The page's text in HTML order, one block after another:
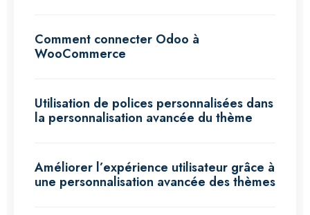
Comment connecter Odoo à
WooCommerce
Utilisation de polices personnalisées dans
la personnalisation avancée du thème
Améliorer l’expérience utilisateur grâce à
une personnalisation avancée des thèmes